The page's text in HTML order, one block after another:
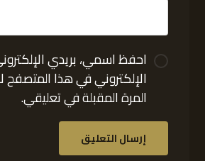
احفظ اسمي، بريدي
الإلكتروني في هذا المتصفح
المرة المقبلة في تعليقي.